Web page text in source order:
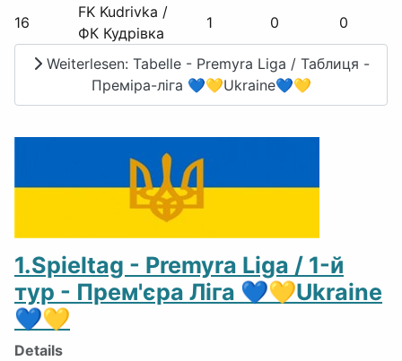
16
FK Kudrivka /
ФК Кудрівка
1 0 0
Weiterlesen: Tabelle - Premyra Liga / Таблиця -
Преміра-ліга 💙💛Ukraine💙💛
1.Spieltag - Premyra Liga / 1-й
тур - Прем'єра Ліга 💙💛Ukraine
💙💛
Details